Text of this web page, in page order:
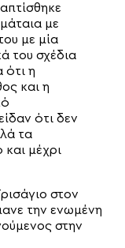
με
με μία
του σχέδια
ότι η
και η
ότι δεν
τα
και μέχρι
στον
την ενωμένη
στην